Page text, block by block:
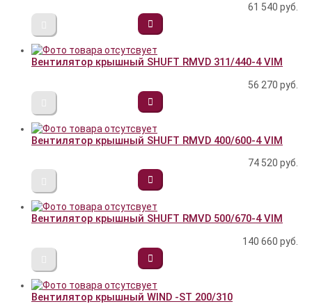
61 540 руб.
Вентилятор крышный SHUFT RMVD 311/440-4 VIM
56 270 руб.
Вентилятор крышный SHUFT RMVD 400/600-4 VIM
74 520 руб.
Вентилятор крышный SHUFT RMVD 500/670-4 VIM
140 660 руб.
Вентилятор крышный WIND -ST 200/310